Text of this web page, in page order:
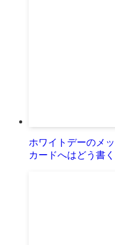
ホワイトデーのメ
カードへはどう書く